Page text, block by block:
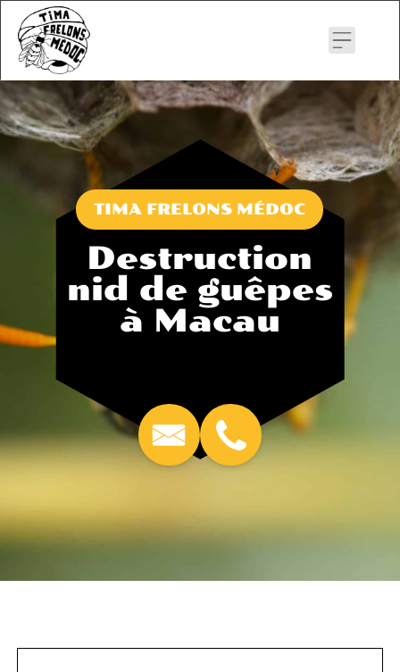
content
TIMA FRELONS MÉDOC
Destruction
nid de guêpes
à Macau